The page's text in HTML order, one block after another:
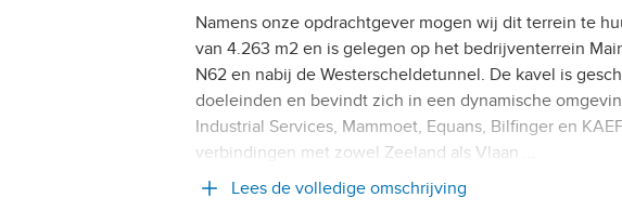
Namens onze opdrachtgever mogen wij dit terrein te
van 4.263 m2 en is gelegen op het bedrijventerrein
N62 en nabij de Westerscheldetunnel. De kavel is
doeleinden en bevindt zich in een dynamische
Industrial Services, Mammoet, Equans, Bilfinger en
verbindingen met zowel Zeeland als Vlaan …
Lees de volledige omschrijving